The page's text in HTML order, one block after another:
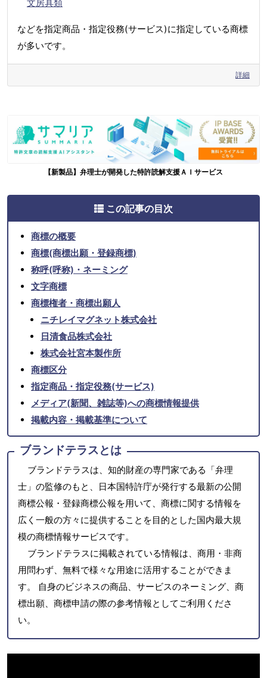
文房具類
などを指定商品・指定役務(サービス)に指定している商標
が多いです。
詳細
【新製品】弁理士が開発した特許読解支援ＡＩサービス
この記事の目次
商標の概要
商標(商標出願・登録商標)
称呼(呼称)・ネーミング
文字商標
商標権者・商標出願人
ニチレイマグネット株式会社
日清食品株式会社
株式会社宮本製作所
商標区分
指定商品・指定役務(サービス)
メディア(新聞、雑誌等)への商標情報提供
掲載内容・掲載基準について
ブランドテラスとは
ブランドテラスは、知的財産の専門家である「弁理
士」の監修のもと、日本国特許庁が発行する最新の公開
商標公報・登録商標公報を用いて、商標に関する情報を
広く一般の方々に提供することを目的とした国内最大規
模の商標情報サービスです。
ブランドテラスに掲載されている情報は、商用・非商
用問わず、無料で様々な用途に活用することができま
す。 自身のビジネスの商品、サービスのネーミング、商
標出願、商標申請の際の参考情報としてご利用くださ
い。